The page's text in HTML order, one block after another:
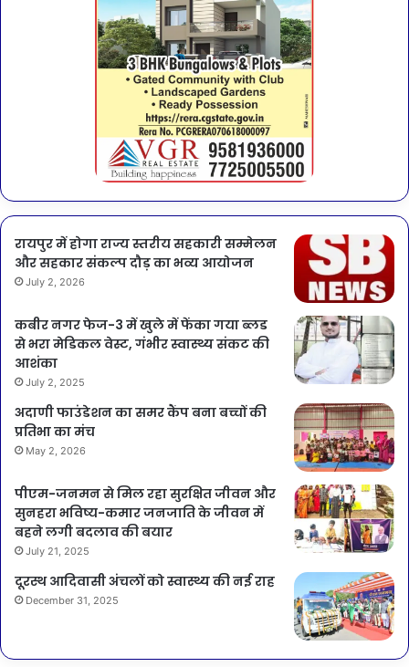
रायपुर में होगा राज्य स्तरीय सहकारी सम्मेलन
और सहकार संकल्प दौड़ का भव्य आयोजन
July 2, 2026
कबीर नगर फेज-3 में खुले में फेंका गया ब्लड
से भरा मेडिकल वेस्ट, गंभीर स्वास्थ्य संकट की
आशंका
July 2, 2025
अदाणी फाउंडेशन का समर कैंप बना बच्चों की
प्रतिभा का मंच
May 2, 2026
पीएम-जनमन से मिल रहा सुरक्षित जीवन और
सुनहरा भविष्य-कमार जनजाति के जीवन में
बहने लगी बदलाव की बयार
July 21, 2025
दूरस्थ आदिवासी अंचलों को स्वास्थ्य की नई राह
December 31, 2025